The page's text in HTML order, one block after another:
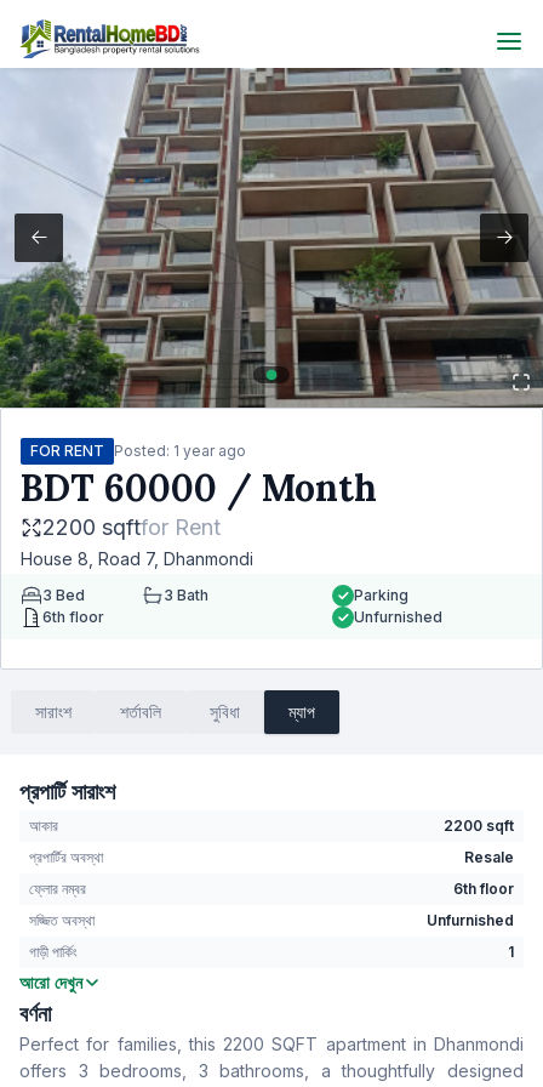
FOR RENT Posted: 1 year ago
BDT 60000 / Month
2200 sqftfor Rent
House 8, Road 7, Dhanmondi
3 Bed 3 Bath
6th floor
Parking
Unfurnished
সারাংশ শর্তাবলি সুবিধা ম্যাপ
প্রপার্টি সারাংশ
আকার
2200 sqft
প্রপার্টির অবস্থা
Resale
ফ্লোর নম্বর
6th floor
সজ্জিত অবস্থা
Unfurnished
গাড়ী পার্কিং
1
বেডরুম
বাথরুম
বসার রুম
No
Drawing Room
Yes
আরো দেখুন
বর্ণনা
Perfect for families, this 2200 SQFT apartment in Dhanmondi
offers 3 bedrooms, 3 bathrooms, a thoughtfully designed